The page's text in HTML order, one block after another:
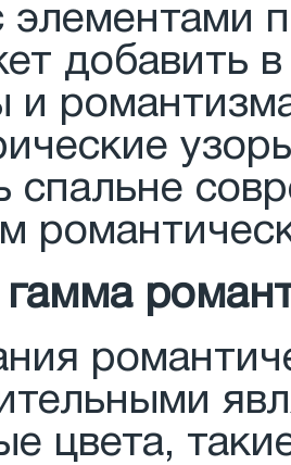
элементами
добавить
и
спальне
гамма
цвета,